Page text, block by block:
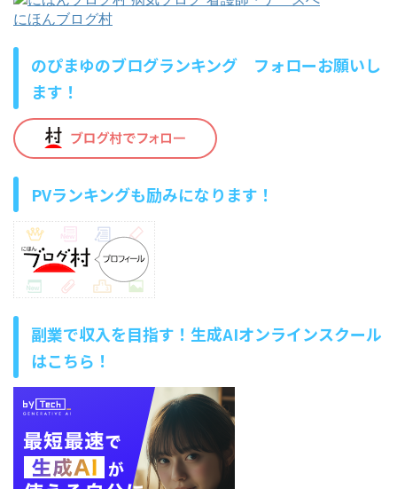
にほんブログ村
のぴまゆのブログランキング フォローお願いし
ます！
PVランキングも励みになります！
副業で収入を目指す！生成AIオンラインスクール
はこちら！